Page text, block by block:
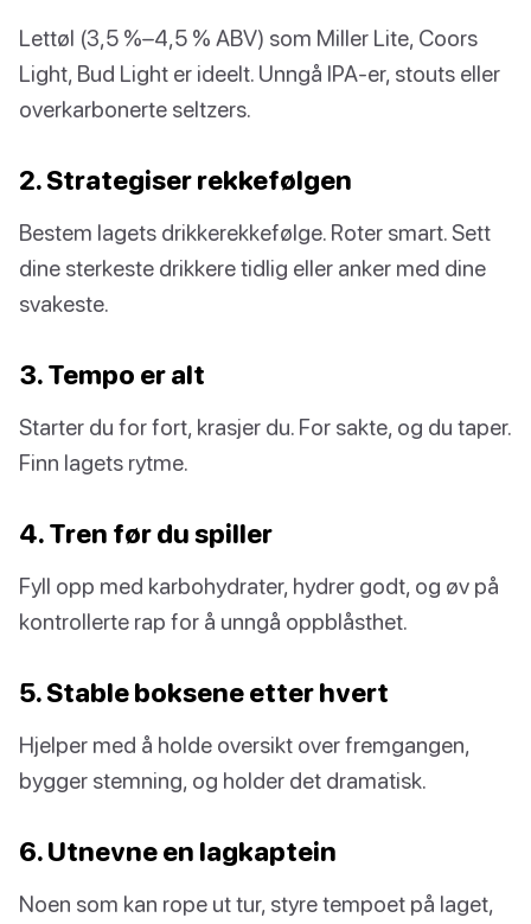
Lettøl (3,5 %–4,5 % ABV) som Miller Lite, Coors
Light, Bud Light er ideelt. Unngå IPA-er, stouts eller
overkarbonerte seltzers.
2. Strategiser rekkefølgen
Bestem lagets drikkerekkefølge. Roter smart. Sett
dine sterkeste drikkere tidlig eller anker med dine
svakeste.
3. Tempo er alt
Starter du for fort, krasjer du. For sakte, og du taper.
Finn lagets rytme.
4. Tren før du spiller
Fyll opp med karbohydrater, hydrer godt, og øv på
kontrollerte rap for å unngå oppblåsthet.
5. Stable boksene etter hvert
Hjelper med å holde oversikt over fremgangen,
bygger stemning, og holder det dramatisk.
6. Utnevne en lagkaptein
Noen som kan rope ut tur, styre tempoet på laget,